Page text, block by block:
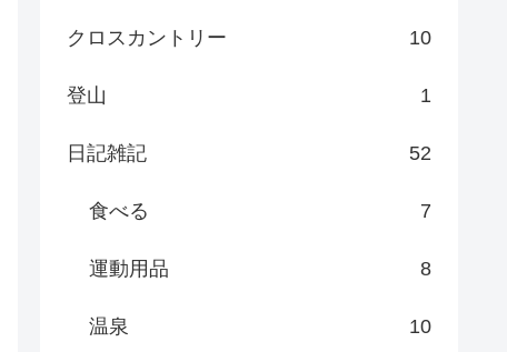
クロスカントリー 10
登山 1
日記雑記 52
食べる 7
運動用品 8
温泉 10